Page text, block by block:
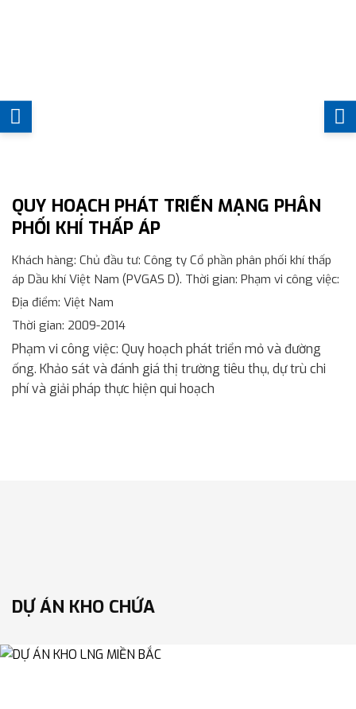
QUY HOẠCH PHÁT TRIỂN MẠNG PHÂN
PHỐI KHÍ THẤP ÁP
Khách hàng: Chủ đầu tư: Công ty Cổ phần phân phối khí thấp
áp Dầu khí Việt Nam (PVGAS D). Thời gian: Phạm vi công việc:
Địa điểm: Việt Nam
Thời gian: 2009-2014
Phạm vi công việc: Quy hoạch phát triển mỏ và đường
ống. Khảo sát và đánh giá thị trường tiêu thụ, dự trù chi
phí và giải pháp thực hiện qui hoạch
DỰ ÁN KHO CHỨA